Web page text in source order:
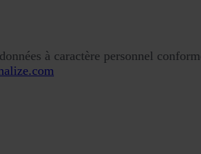
à caractère personnel